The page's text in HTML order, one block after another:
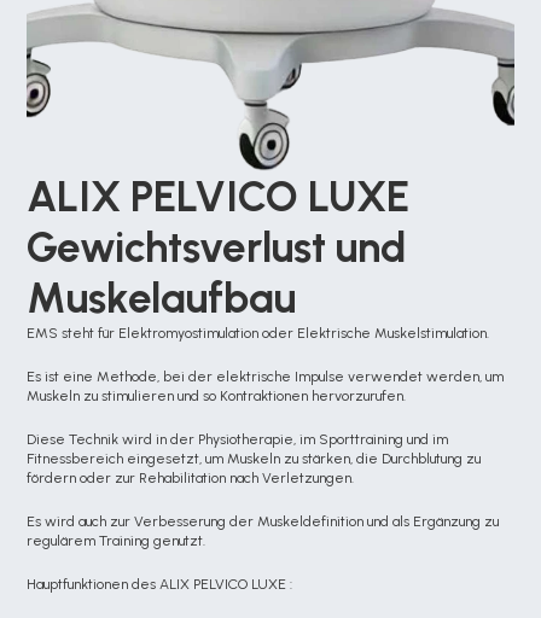
ALIX PELVICO LUXE
Gewichtsverlust und
Muskelaufbau
EMS steht für Elektromyostimulation oder Elektrische Muskelstimulation.
Es ist eine Methode, bei der elektrische Impulse verwendet werden, um
Muskeln zu stimulieren und so Kontraktionen hervorzurufen.
Diese Technik wird in der Physiotherapie, im Sporttraining und im
Fitnessbereich eingesetzt, um Muskeln zu stärken, die Durchblutung zu
fördern oder zur Rehabilitation nach Verletzungen.
Es wird auch zur Verbesserung der Muskeldefinition und als Ergänzung zu
regulärem Training genutzt.
Hauptfunktionen des ALIX PELVICO LUXE :